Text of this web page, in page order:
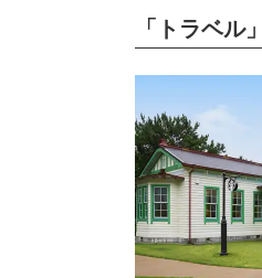
「トラベ